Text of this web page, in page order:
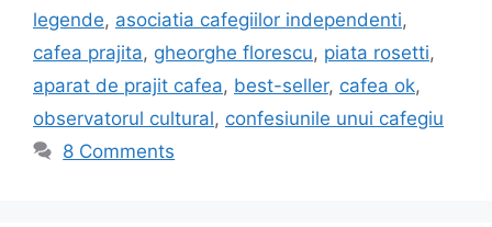
legende, asociatia cafegiilor independenti,
cafea prajita, gheorghe florescu, piata rosetti,
aparat de prajit cafea, best-seller, cafea ok,
observatorul cultural, confesiunile unui cafegiu
8 Comments